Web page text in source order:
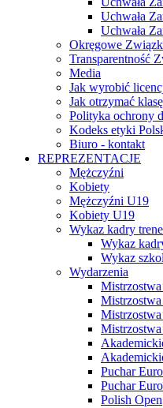
Uchwała
Uchwała
Okręgowe
Transparentność
Media
Jak wyrobić
Jak otrzymać
Polityka ochrony
Kodeks etyki
Biuro - kontakt
REPREZENTACJE
Mężczyźni
Kobiety
Mężczyźni U19
Kobiety U19
Wykaz kadry
Wykaz
Wykaz
Wydarzenia
Puchar
Puchar
Polish Open